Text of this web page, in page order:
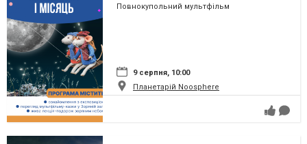
Повнокупольний мультфільм
9 серпня, 10:00
Планетарій Noosphere